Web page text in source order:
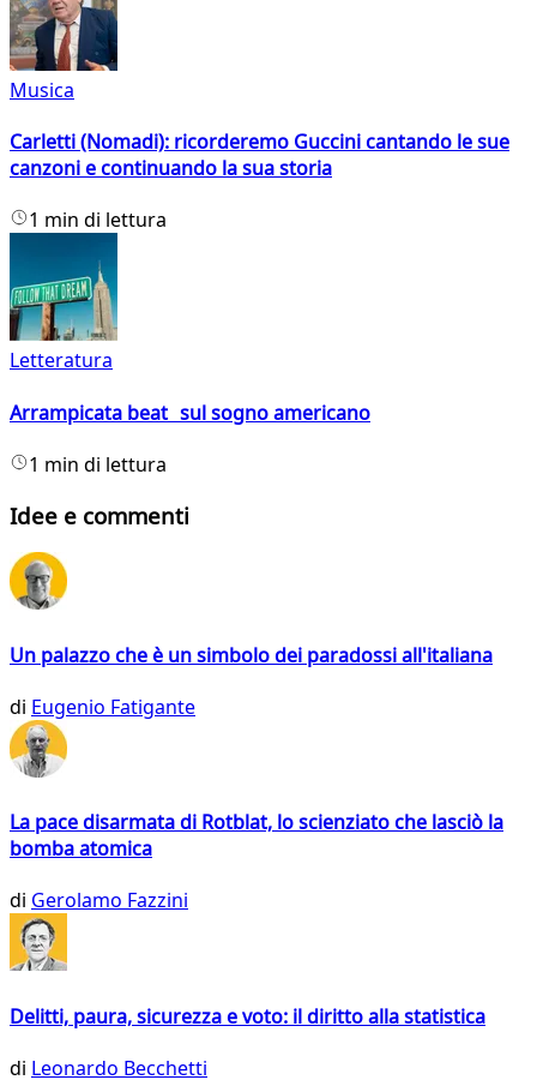
Musica
Carletti (Nomadi): ricorderemo Guccini cantando le sue
canzoni e continuando la sua storia
1 min di lettura
Letteratura
Arrampicata beat sul sogno americano
1 min di lettura
Idee e commenti
Un palazzo che è un simbolo dei paradossi all'italiana
di Eugenio Fatigante
La pace disarmata di Rotblat, lo scienziato che lasciò la
bomba atomica
di Gerolamo Fazzini
Delitti, paura, sicurezza e voto: il diritto alla statistica
di Leonardo Becchetti